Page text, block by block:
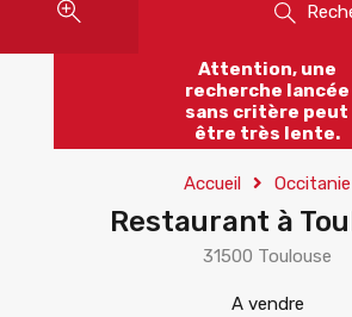
Attention, une
recherche lancée
sans critère peut
être très lente.
Accueil Occitanie
Restaurant à
31500 Toulouse
A vendre